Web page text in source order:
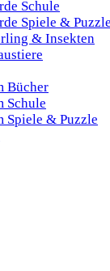
Schule
Spiele &
& Insekten
Bücher
Schule
Spiele & Puzzle